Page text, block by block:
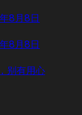
8月8日
8月8日
别有用心